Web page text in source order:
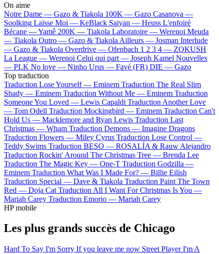
On aime
Notre Dame — Gazo & Tiakola 100K — Gazo Casanova —
Soolking Laisse Moi — KeBlack Saiyan — Heuss L'enfoiré
Bécane —Yamê 200K — Tiakola Laboratoire — Werenoi Meuda
— Tiakola Outro — Gazo & Tiakola Ailleurs — Josman Interlude
— Gazo & Tiakola Overdrive — Ofenbach 1 2 3 4 — ZOKUSH
La League — Werenoi Celui qui part — Joseph Kamel Nouvelles
— PLK No love — Ninho Urus — Favé (FR) DIE — Gazo
Top traduction
Traduction Lose Yourself — Eminem Traduction The Real Slim
Shady — Eminem Traduction Without Me — Eminem Traduction
Someone You Loved — Lewis Capaldi Traduction Another Love
— Tom Odell Traduction Mockingbird — Eminem Traduction Can't
Hold Us — Macklemore and Ryan Lewis Traduction Last
Christmas — Wham Traduction Demons — Imagine Dragons
Traduction Flowers — Miley Cyrus Traduction Lose Control —
Teddy Swims Traduction BESO — ROSALÍA & Rauw Alejandro
Traduction Rockin' Around The Christmas Tree — Brenda Lee
Traduction The Magic Key — One-T Traduction Godzilla —
Eminem Traduction What Was I Made For? — Billie Eilish
Traduction Special — Dave & Tiakola Traduction Paint The Town
Red — Doja Cat Traduction All I Want For Christmas Is You —
Mariah Carey Traduction Emorio — Mariah Carey
HP mobile
Les plus grands succès de Chicago
Hard To Say I'm Sorry If you leave me now Street PlayerI'm A